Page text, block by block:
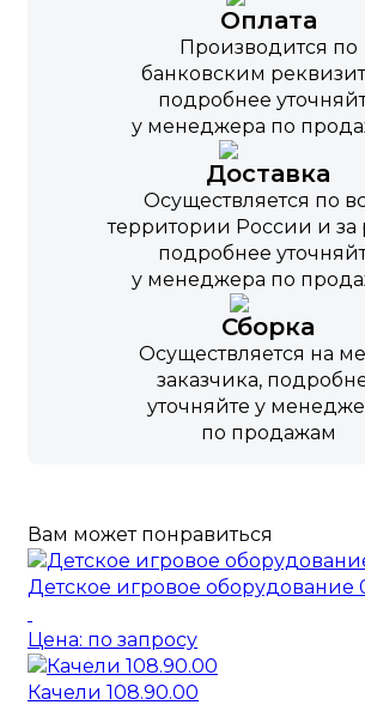
Оплата
Производится по
банковским
подробнее
у менеджера по
Доставка
Осуществляется по
территории России и за
подробнее
у менеджера по
Сборка
Осуществляется на
заказчика,
уточняйте у
по продажам
Вам может понравиться
Детское игровое оборудование
Цена: по запросу
Качели 108.90.00